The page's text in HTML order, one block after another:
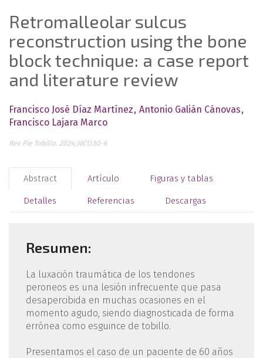
Retromalleolar sulcus
reconstruction using the bone
block technique: a case report
and literature review
Francisco José Díaz Martínez Antonio Galián Cánovas
Francisco Lajara Marco
Rev Pie Tobillo. 2024;38(1):50-6
Abstract Artículo Figuras y tablas
Detalles Referencias Descargas
Resumen:
La luxación traumática de los tendones
peroneos es una lesión infrecuente que pasa
desapercibida en muchas ocasiones en el
momento agudo, siendo diagnosticada de forma
errónea como esguince de tobillo.
Presentamos el caso de un paciente de 60 años